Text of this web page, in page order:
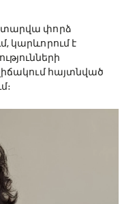
տարվա փորձ
կարևորում է
հայտնված